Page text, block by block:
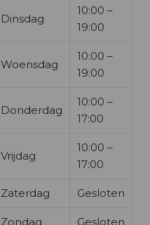
Dinsdag
10:00 –
19:00
Woensdag
10:00 –
19:00
Donderdag
10:00 –
17:00
Vrijdag
10:00 –
17:00
Zaterdag Gesloten
Zondag Gesloten